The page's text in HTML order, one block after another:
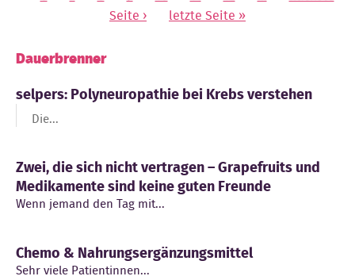
Seite ›
letzte Seite »
Dauerbrenner
selpers: Polyneuropathie bei Krebs verstehen
Die...
Zwei, die sich nicht vertragen – Grapefruits und
Medikamente sind keine guten Freunde
Wenn jemand den Tag mit...
Chemo & Nahrungsergänzungsmittel
Sehr viele Patientinnen...